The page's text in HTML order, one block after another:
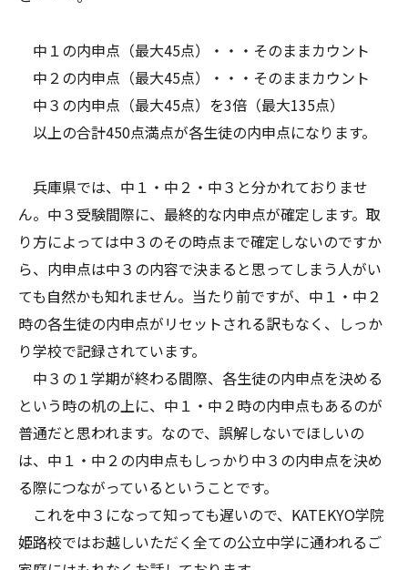
中１の内申点（最大45点）・・・そのままカウント
中２の内申点（最大45点）・・・そのままカウント
中３の内申点（最大45点）を3倍（最大135点）
以上の合計450点満点が各生徒の内申点になります。
兵庫県では、中１・中２・中３と分かれておりませ
ん。中３受験間際に、最終的な内申点が確定します。取
り方によっては中３のその時点まで確定しないのですか
ら、内申点は中３の内容で決まると思ってしまう人がい
ても自然かも知れません。当たり前ですが、中１・中２
時の各生徒の内申点がリセットされる訳もなく、しっか
り学校で記録されています。
中３の１学期が終わる間際、各生徒の内申点を決める
という時の机の上に、中１・中２時の内申点もあるのが
普通だと思われます。なので、誤解しないでほしいの
は、中１・中２の内申点もしっかり中３の内申点を決め
る際につながっているということです。
これを中３になって知っても遅いので、KATEKYO学院
姫路校ではお越しいただく全ての公立中学に通われるご